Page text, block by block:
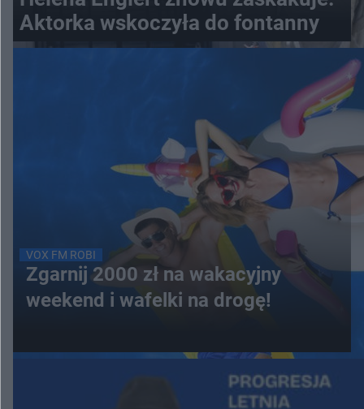
Aktorka wskoczyła do fontanny
VOX FM ROBI
Zgarnij 2000 zł na wakacyjny
weekend i wafelki na drogę!